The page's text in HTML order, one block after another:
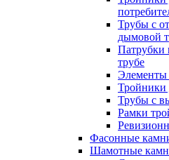
Трубы с
дымовой
Патрубки
трубе
Тройники
Трубы с
Рамки
Фасонные
Шамотные